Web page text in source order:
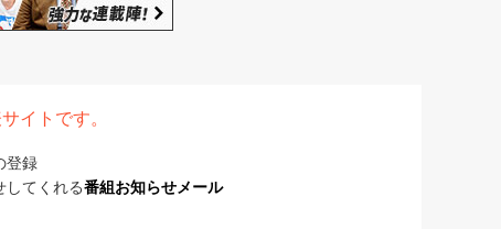
イトです。
登録
してくれる番組お知らせメール